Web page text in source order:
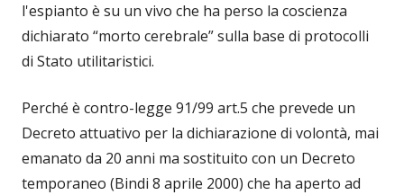
l'espianto è su un vivo che ha perso la coscienza
dichiarato “morto cerebrale” sulla base di protocolli
di Stato utilitaristici.
Perché è contro-legge 91/99 art.5 che prevede un
Decreto attuativo per la dichiarazione di volontà, mai
emanato da 20 anni ma sostituito con un Decreto
temporaneo (Bindi 8 aprile 2000) che ha aperto ad